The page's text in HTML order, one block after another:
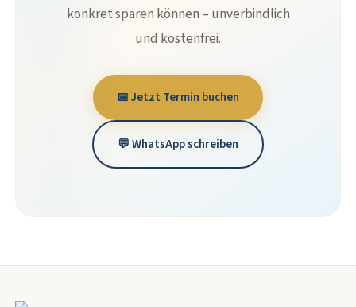
konkret sparen können – unverbindlich
und kostenfrei.
📅 Jetzt Termin buchen
💬 WhatsApp schreiben